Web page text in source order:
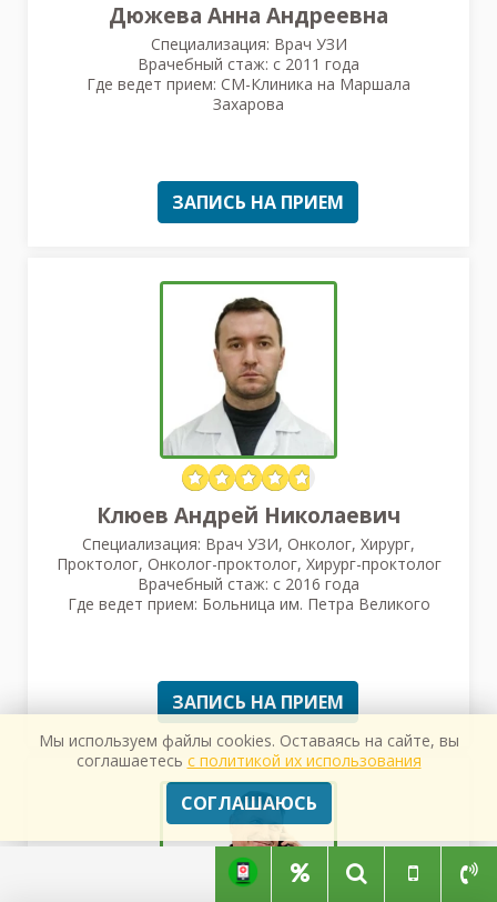
Дюжева Анна Андреевна
Специализация: Врач УЗИ
Врачебный стаж: с 2011 года
Где ведет прием: СМ-Клиника на Маршала
Захарова
ЗАПИСЬ НА ПРИЕМ
Клюев Андрей Николаевич
Специализация: Врач УЗИ, Онколог, Хирург,
Проктолог, Онколог-проктолог, Хирург-проктолог
Врачебный стаж: с 2016 года
Где ведет прием: Больница им. Петра Великого
ЗАПИСЬ НА ПРИЕМ
Мы используем файлы cookies. Оставаясь на сайте, вы
соглашаетесь с политикой их использования
СОГЛАШАЮСЬ